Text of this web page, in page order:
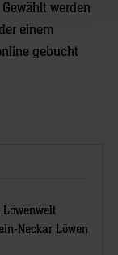
werden
einem
gebucht
Neckar Löwen